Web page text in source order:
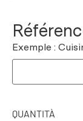
Exemple :
QUANTITÀ